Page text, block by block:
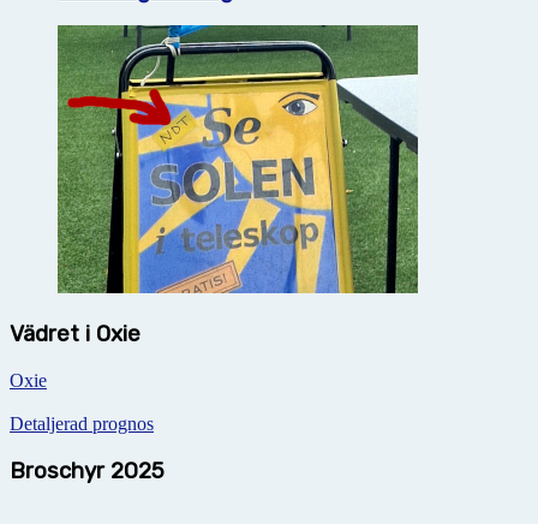
Vädret i Oxie
Oxie
Detaljerad prognos
Broschyr 2025